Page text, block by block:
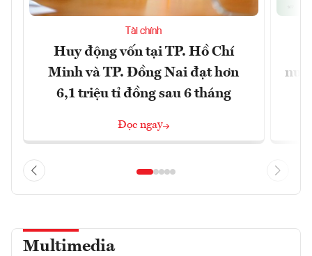
Tài chính
Huy động vốn tại TP. Hồ Chí
Minh và TP. Đồng Nai đạt hơn
6,1 triệu tỉ đồng sau 6 tháng
Đọc ngay
Multimedia